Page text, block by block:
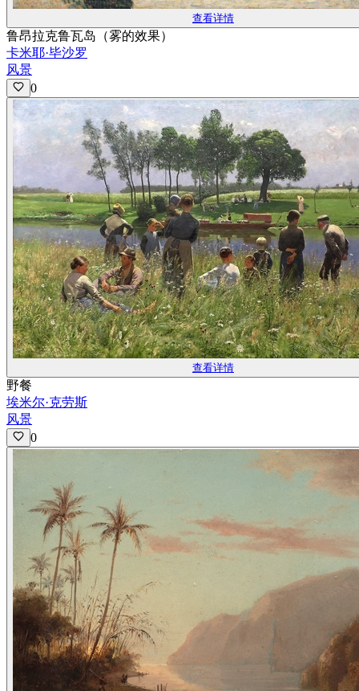
查看详情
鲁昂拉克鲁瓦岛（雾的效果）
卡米耶·毕沙罗
风景
0
查看详情
野餐
埃米尔·克劳斯
风景
0